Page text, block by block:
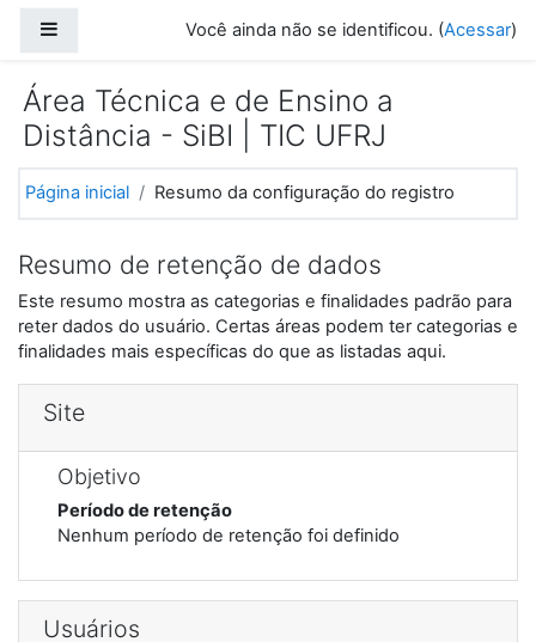
Você ainda não se identificou. (Acessar)
Área Técnica e de Ensino a
Distância - SiBI | TIC UFRJ
Página inicial Resumo da configuração do registro
Resumo de retenção de dados
Este resumo mostra as categorias e finalidades padrão para
reter dados do usuário. Certas áreas podem ter categorias e
finalidades mais específicas do que as listadas aqui.
Site
Objetivo
Período de retenção
Nenhum período de retenção foi definido
Usuários